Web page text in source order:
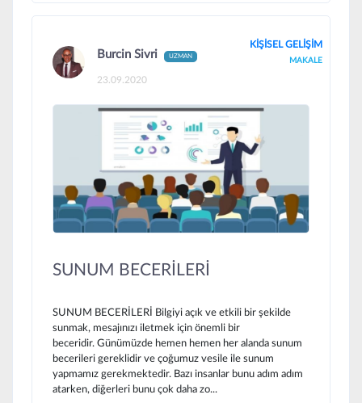
Burcin Sivri UZMAN
23.09.2020
KİŞİSEL GELİŞİM
MAKALE
SUNUM BECERİLERİ
SUNUM BECERİLERİ Bilgiyi açık ve etkili bir şekilde
sunmak, mesajınızı iletmek için önemli bir
beceridir. Günümüzde hemen hemen her alanda sunum
becerileri gereklidir ve çoğumuz vesile ile sunum
yapmamız gerekmektedir. Bazı insanlar bunu adım adım
atarken, diğerleri bunu çok daha zo...